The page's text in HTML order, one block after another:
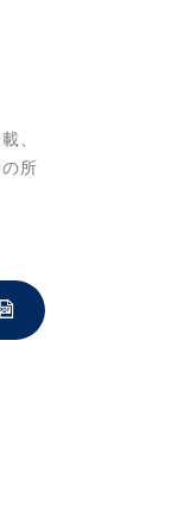
、
所